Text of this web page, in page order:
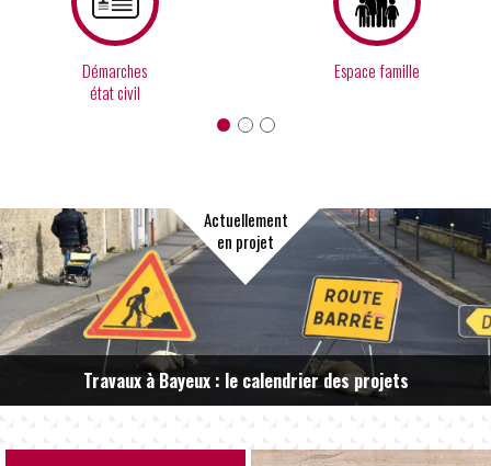
Démarches
état civil
Espace famille
Actuellement
en projet
Travaux à Bayeux : le calendrier des projets